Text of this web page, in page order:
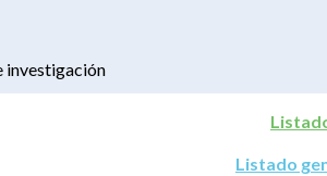
investigación
Listado